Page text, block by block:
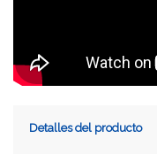
Detalles del producto